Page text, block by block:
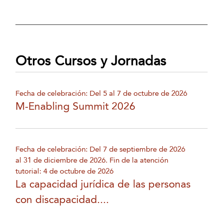
Otros Cursos y Jornadas
Fecha de celebración: Del 5 al 7 de octubre de 2026
M-Enabling Summit 2026
Fecha de celebración: Del 7 de septiembre de 2026
al 31 de diciembre de 2026. Fin de la atención
tutorial: 4 de octubre de 2026
La capacidad jurídica de las personas
con discapacidad....